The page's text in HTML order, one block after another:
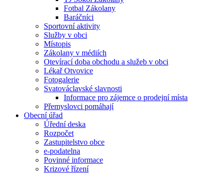
Fotbal Zákolany
Baráčníci
Sportovní aktivity
Služby v obci
Místopis
Zákolany v médiích
Otevírací doba obchodu a služeb v obci
Lékař Otvovice
Fotogalerie
Svatováclavské slavnosti
Informace pro zájemce o prodejní místa
Přemyslovci pomáhají
Obecní úřad
Úřední deska
Rozpočet
Zastupitelstvo obce
e-podatelna
Povinné informace
Krizové řízení